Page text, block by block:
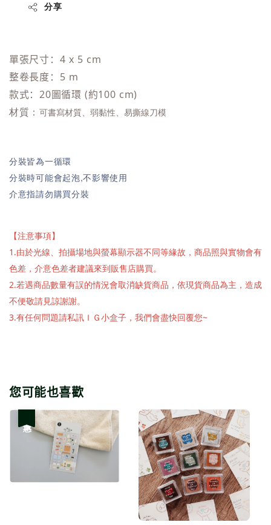
分享
單張尺寸：4 x 5 cm
整卷長度：5 m
款式：20圖循環 (約100 cm)
材質：可書寫材質、弱黏性、易撕線刀模
分裝皆為一循環
分裝時可能會起泡,不影響使用
介意指請勿購買分裝
【注意事項】
1.由於光線、拍攝場地與螢幕顯示器不同等緣故，商品照與實物會有
色差，介意色差者建議來到販售店購買。
2.若遇商品數量有誤的情況會取消缺貨商品，依現貨商品為主，造成
不便敬請見諒謝謝。
3.有任何問題請私訊ＩＧ小盒子，我們會盡快回覆您~
您可能也喜歡